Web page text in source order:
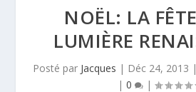
NOËL: LA
LUMIÈRE
Posté par Jacques | Déc 24, 2013 |
| 0 |